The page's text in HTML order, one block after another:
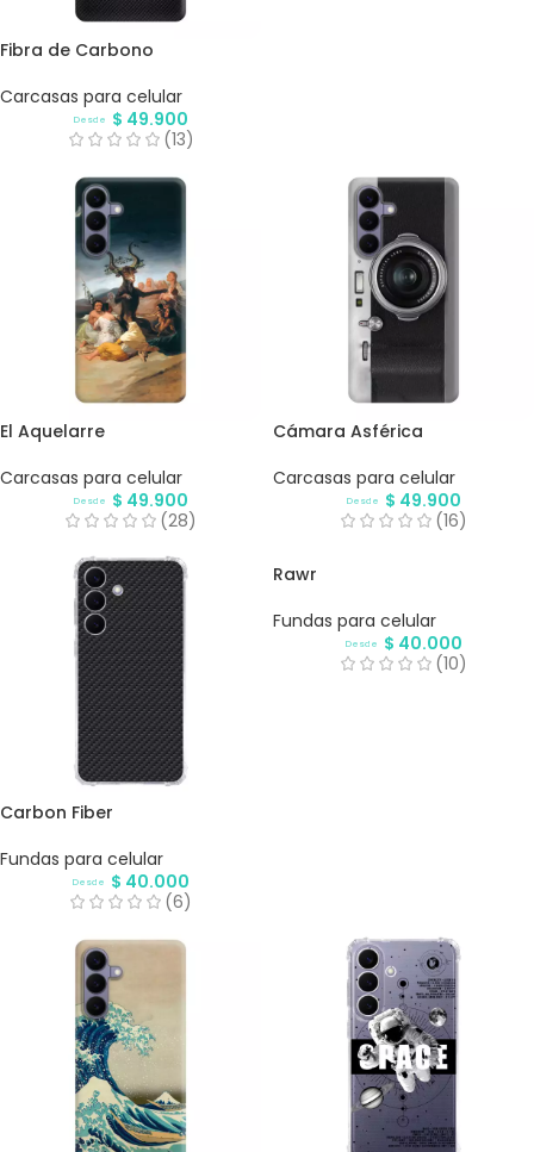
Fibra de Carbono
Carcasas para celular
Desde $ 49.900
(13)
El Aquelarre
Carcasas para celular
Desde $ 49.900
(28)
Cámara Asférica
Carcasas para celular
Desde $ 49.900
(16)
Carbon Fiber
Fundas para celular
Desde $ 40.000
(6)
Rawr
Fundas para celular
Desde $ 40.000
(10)